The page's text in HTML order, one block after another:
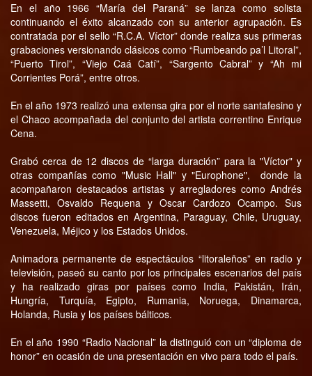
En el año 1966 “María del Paraná” se lanza como solista
continuando el éxito alcanzado con su anterior agrupación. Es
contratada por el sello “R.C.A. Víctor” donde realiza sus primeras
grabaciones versionando clásicos como “Rumbeando pa’l Litoral”,
“Puerto Tirol”, “Viejo Caá Catí”, “Sargento Cabral” y “Ah mi
Corrientes Porá”, entre otros.
En el año 1973 realizó una extensa gira por el norte santafesino y
el Chaco acompañada del conjunto del artista correntino Enrique
Cena.
Grabó cerca de 12 discos de “larga duración” para la "Víctor" y
otras compañías como "Music Hall" y "Europhone", donde la
acompañaron destacados artistas y arregladores como Andrés
Massetti, Osvaldo Requena y Oscar Cardozo Ocampo. Sus
discos fueron editados en Argentina, Paraguay, Chile, Uruguay,
Venezuela, Méjico y los Estados Unidos.
Animadora permanente de espectáculos “litoraleños” en radio y
televisión, paseó su canto por los principales escenarios del país
y ha realizado giras por países como India, Pakistán, Irán,
Hungría, Turquía, Egipto, Rumania, Noruega, Dinamarca,
Holanda, Rusia y los países bálticos.
En el año 1990 “Radio Nacional” la distinguió con un “diploma de
honor” en ocasión de una presentación en vivo para todo el país.